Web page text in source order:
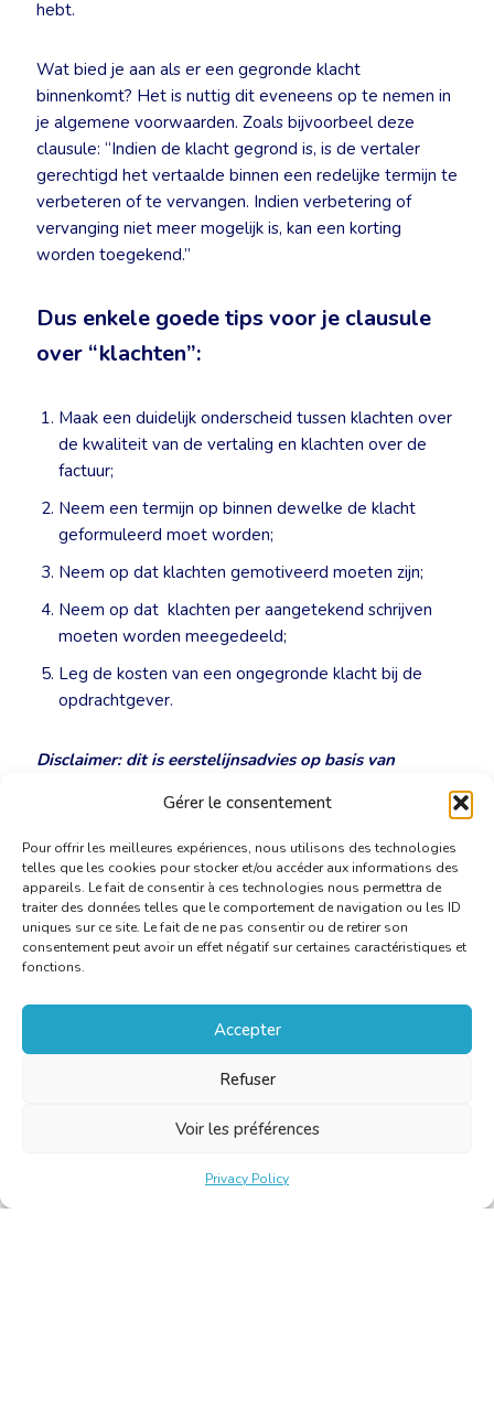
Gérer le consentement
Pour offrir les meilleures expériences, nous utilisons des technologies
telles que les cookies pour stocker et/ou accéder aux informations des
appareils. Le fait de consentir à ces technologies nous permettra de
traiter des données telles que le comportement de navigation ou les ID
uniques sur ce site. Le fait de ne pas consentir ou de retirer son
consentement peut avoir un effet négatif sur certaines caractéristiques et
fonctions.
Accepter
Refuser
Voir les préférences
Privacy Policy
hebt.
Wat bied je aan als er een gegronde klacht
binnenkomt? Het is nuttig dit eveneens op te nemen in
je algemene voorwaarden. Zoals bijvoorbeel deze
clausule: “Indien de klacht gegrond is, is de vertaler
gerechtigd het vertaalde binnen een redelijke termijn te
verbeteren of te vervangen. Indien verbetering of
vervanging niet meer mogelijk is, kan een korting
worden toegekend.”
Dus enkele goede tips voor je clausule
over “klachten”:
Maak een duidelijk onderscheid tussen klachten over
de kwaliteit van de vertaling en klachten over de
factuur;
Neem een termijn op binnen dewelke de klacht
geformuleerd moet worden;
Neem op dat klachten gemotiveerd moeten zijn;
Neem op dat klachten per aangetekend schrijven
moeten worden meegedeeld;
Leg de kosten van een ongegronde klacht bij de
opdrachtgever.
Disclaimer: dit is eerstelijnsadvies op basis van
advies in het kader van een procedure.